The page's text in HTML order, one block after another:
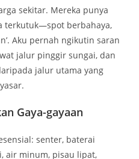
sekitar. Mereka punya
terkutuk—spot berbahaya,
Aku pernah ngikutin saran
jalur pinggir sungai, dan
jalur utama yang
Gaya-gayaan
senter, baterai
air minum, pisau lipat,